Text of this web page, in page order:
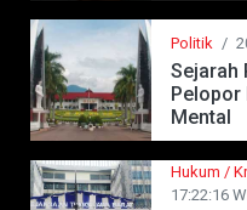
Politik /
Sejarah
Pelopor
Mental
Hukum /
17:22:16